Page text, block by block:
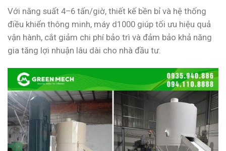
Với năng suất 4–6 tấn/giờ, thiết kế bền bỉ và hệ thống
điều khiển thông minh, máy d1000 giúp tối ưu hiệu quả
vận hành, cắt giảm chi phí bảo trì và đảm bảo khả năng
gia tăng lợi nhuận lâu dài cho nhà đầu tư.